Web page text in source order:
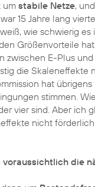
umstabile Netze,
15 Jahre lang
wie schwierig es
Größenvorteile
zwischen E-Plus und
die Skaleneffekte
hat
stimmen.
vier sind. Aber ich
nicht
voraussichtlich die